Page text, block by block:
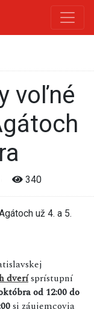
340
dverísprístupní
od 12:00 do
si záujemcovia